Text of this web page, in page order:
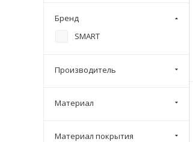
Бренд
SMART
Производитель
Материал
Материал покрытия